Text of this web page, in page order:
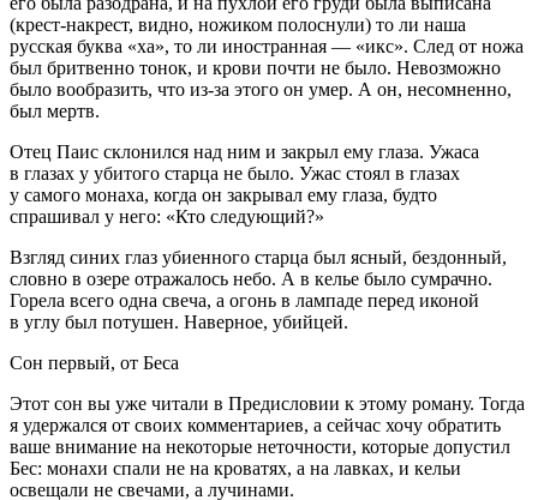
(крест-накрест, видно, ножиком полоснули) то ли наша
русская буква «ха», то ли иностранная — «икс». След от ножа
был бритвенно тонок, и крови почти не было. Невозможно
было вообразить, что из-за этого он умер. А он, несомненно,
был мертв.
Отец Паис склонился над ним и закрыл ему глаза. Ужаса
в глазах у убитого старца не было. Ужас стоял в глазах
у самого монаха, когда он закрывал ему глаза, будто
спрашивал у него: «Кто следующий?»
Взгляд синих глаз убиенного старца был ясный, бездонный,
словно в озере отражалось небо. А в келье было сумрачно.
Горела всего одна свеча, а огонь в лампаде перед иконой
в углу был потушен. Наверное, убийцей.
Сон первый, от Беса
Этот сон вы уже читали в Предисловии к этому роману. Тогда
я удержался от своих комментариев, а сейчас хочу обратить
ваше внимание на некоторые неточности, которые допустил
Бес: монахи спали не на кроватях, а на лавках, и кельи
освещали не свечами, а лучинами.